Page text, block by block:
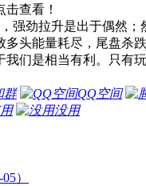
查看！
强劲拉升是出于偶然
头能量耗尽，尾盘杀
们是相当有利。只有
群 QQ空间
没用
）